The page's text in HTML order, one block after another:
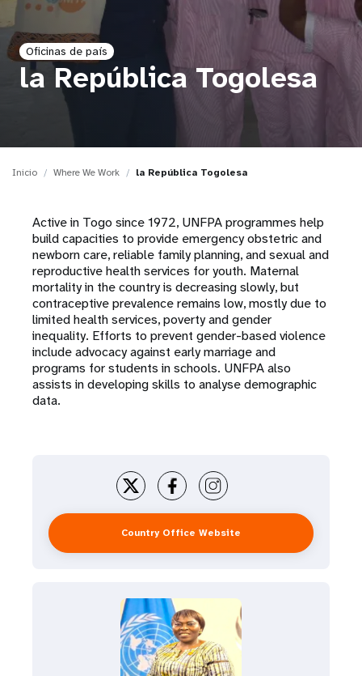
t
i
Oficinas de país
la República Togolesa
Inicio Where We Work la República Togolesa
Active in Togo since 1972, UNFPA programmes help
build capacities to provide emergency obstetric and
newborn care, reliable family planning, and sexual and
reproductive health services for youth. Maternal
mortality in the country is decreasing slowly, but
contraceptive prevalence remains low, mostly due to
limited health services, poverty and gender
inequality. Efforts to prevent gender-based violence
include advocacy against early marriage and
programs for students in schools. UNFPA also
assists in developing skills to analyse demographic
data.
Country Office Website